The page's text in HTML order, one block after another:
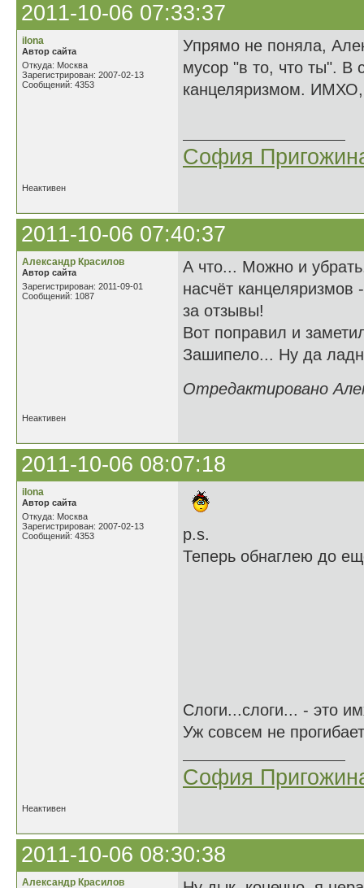
2011-10-06 07:33:37
ilona
Автор сайта
Откуда: Москва
Зарегистрирован: 2007-02-13
Сообщений: 4353
Упрямо не поняла,
мусор "в то, что ты". В
канцеляризмом. ИМХО,
София
Неактивен
2011-10-06 07:40:37
Александр Красилов
Автор сайта
Зарегистрирован: 2011-09-01
Сообщений: 1087
А что... Можно и
насчёт
за отзывы!
Вот поправил и
Зашипело... Ну да
Отредактировано
Неактивен
2011-10-06 08:07:18
ilona
Автор сайта
Откуда: Москва
Зарегистрирован: 2007-02-13
Сообщений: 4353
p.s.
Теперь обнаглею до
Слоги...слоги... - это
Уж совсем не
София
Неактивен
2011-10-06 08:30:38
Александр Красилов